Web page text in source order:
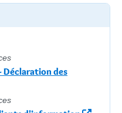
Déclaration des